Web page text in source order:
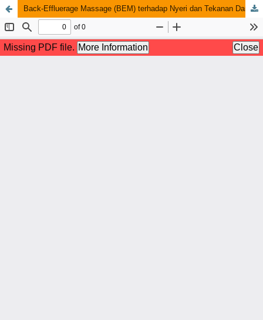
Back-Effluerage Massage (BEM) terhadap Nyeri dan Tekanan Darah Ibu Bersalin Kala I